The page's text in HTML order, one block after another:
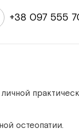
+38 097 555
остеопатии.